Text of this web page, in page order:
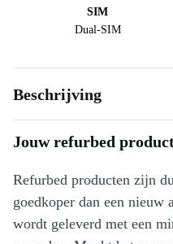
SIM
Dual-SIM
Beschrijving
Jouw refurbed
Refurbed producten zijn
goedkoper dan een nieuw
wordt geleverd met een